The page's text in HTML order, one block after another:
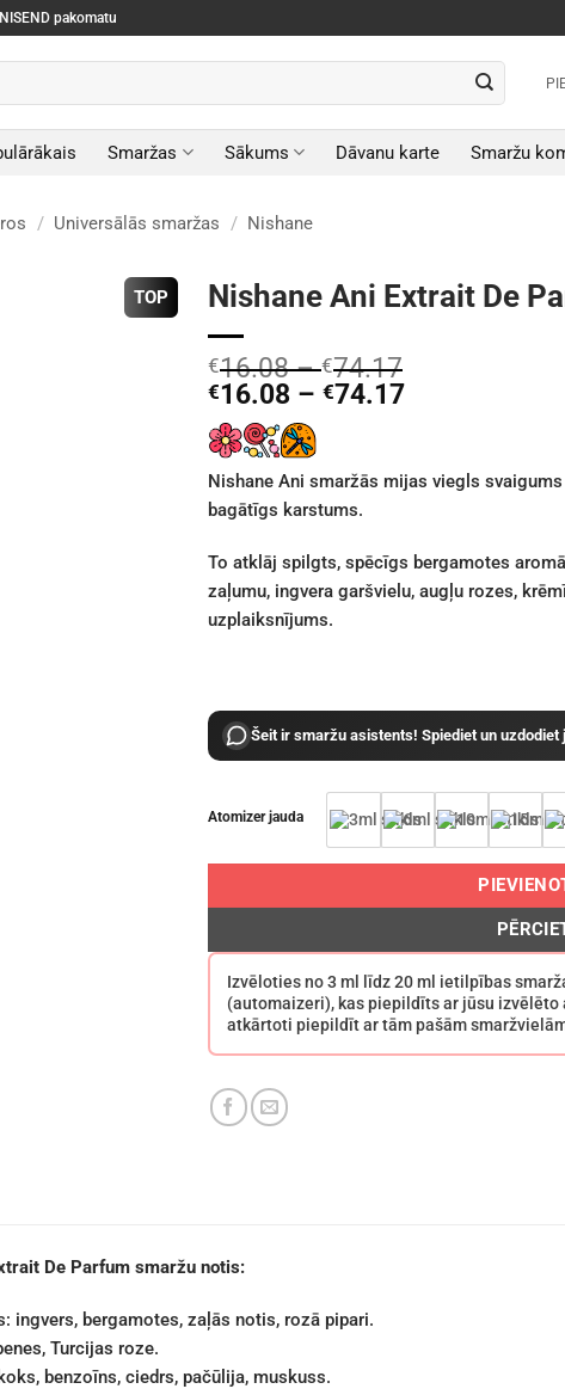
pakomatu
Smaržas Sākums Dāvanu karte Smaržu
/ Universālās smaržas / Nishane
TOP Nishane Ani Extrait De
€16.08–€74.17
€16.08 – €74.17
Nishane Ani smaržās mijas viegls
bagātīgs karstums.
To atklāj spilgts, spēcīgs bergamotes
zaļumu, ingvera garšvielu, augļu rozes,
uzplaiksnījums.
Šeit ir smaržu asistents! Spiediet un uzdodiet
Atomizer jauda
Izvēloties no 3 ml līdz 20 ml ietilpības
(automaizeri), kas piepildīts ar jūsu
atkārtoti piepildīt ar tām pašām
De Parfum smaržu notis:
ingvers, bergamotes, zaļās notis, rozā pipari.
Turcijas roze.
benzoīns, ciedrs, pačūlija, muskuss.